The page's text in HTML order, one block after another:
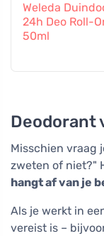
Weleda
24h Deo Roll-
50ml
Deodorant
Misschien vraag
zweten of niet?"
hangt af van je
Als je werkt in
vereist is –